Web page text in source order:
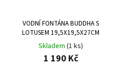
VODNÍ FONTÁNA BUDDHA S
LOTUSEM 19,5X19,5X27CM
Skladem (1 ks)
1 190 Kč